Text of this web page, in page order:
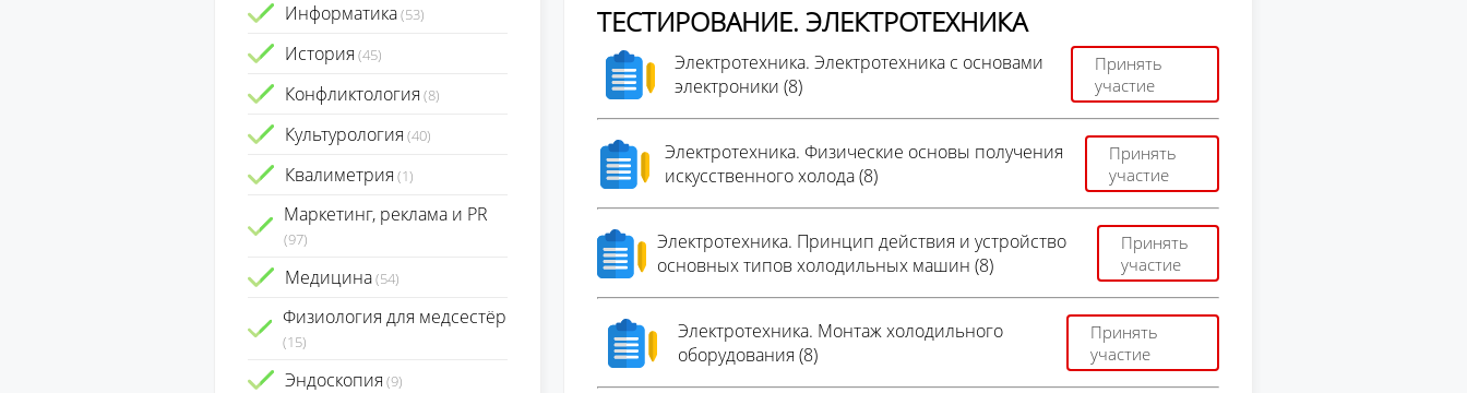
Информатика(53)
История (45)
Конфликтология (8)
Культурология (40)
Квалиметрия (1)
Маркетинг, реклама и PR
(97)
Медицина(54)
Физиология для медсестёр
(15)
Эндоскопия (9)
ТЕСТИРОВАНИЕ. ЭЛЕКТРОТЕХНИКА
Электротехника. Электротехника с основами
электроники (8)
Принять
участие
Электротехника. Физические основы получения
искусственного холода (8)
Принять
участие
Электротехника. Принцип действия и устройство
основных типов холодильных машин (8)
Принять
участие
Электротехника. Монтаж холодильного
оборудования (8)
Принять
участие